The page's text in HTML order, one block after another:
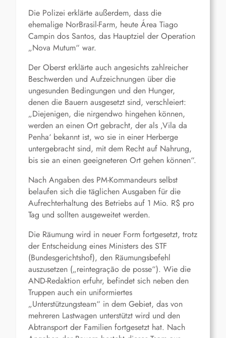
Die Polizei erklärte außerdem, dass die
ehemalige NorBrasil-Farm, heute Área Tiago
Campin dos Santos, das Hauptziel der Operation
„Nova Mutum“ war.
Der Oberst erklärte auch angesichts zahlreicher
Beschwerden und Aufzeichnungen über die
ungesunden Bedingungen und den Hunger,
denen die Bauern ausgesetzt sind, verschleiert:
„Diejenigen, die nirgendwo hingehen können,
werden an einen Ort gebracht, der als ‚Vila da
Penha‘ bekannt ist, wo sie in einer Herberge
untergebracht sind, mit dem Recht auf Nahrung,
bis sie an einen geeigneteren Ort gehen können“.
Nach Angaben des PM-Kommandeurs selbst
belaufen sich die täglichen Ausgaben für die
Aufrechterhaltung des Betriebs auf 1 Mio. R$ pro
Tag und sollten ausgeweitet werden.
Die Räumung wird in neuer Form fortgesetzt, trotz
der Entscheidung eines Ministers des STF
(Bundesgerichtshof), den Räumungsbefehl
auszusetzen („reintegração de posse“). Wie die
AND-Redaktion erfuhr, befindet sich neben den
Truppen auch ein uniformiertes
„Unterstützungsteam“ in dem Gebiet, das von
mehreren Lastwagen unterstützt wird und den
Abtransport der Familien fortgesetzt hat. Nach